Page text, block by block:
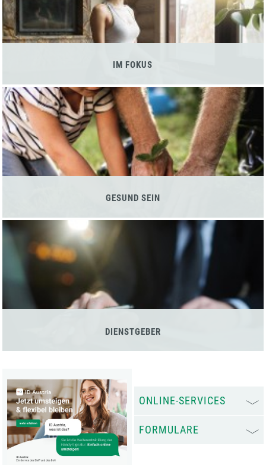
IM FOKUS
GESUND SEIN
DIENSTGEBER
ONLINE-SERVICES
FORMULARE